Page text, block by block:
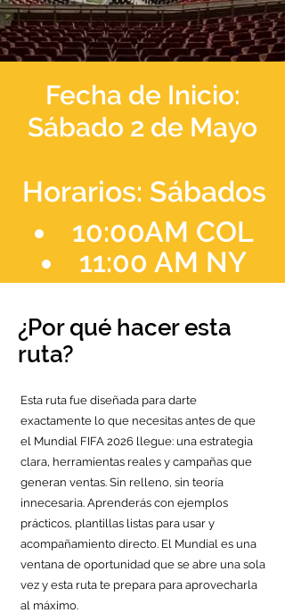
Fecha de Inicio:
Sábado 2 de Mayo
Horarios: Sábados
10:00AM COL
11:00 AM NY
¿Por qué hacer esta
ruta?
Esta ruta fue diseñada para darte
exactamente lo que necesitas antes de que
el Mundial FIFA 2026 llegue: una estrategia
clara, herramientas reales y campañas que
generan ventas. Sin relleno, sin teoría
innecesaria. Aprenderás con ejemplos
prácticos, plantillas listas para usar y
acompañamiento directo. El Mundial es una
ventana de oportunidad que se abre una sola
vez y esta ruta te prepara para aprovecharla
al máximo.